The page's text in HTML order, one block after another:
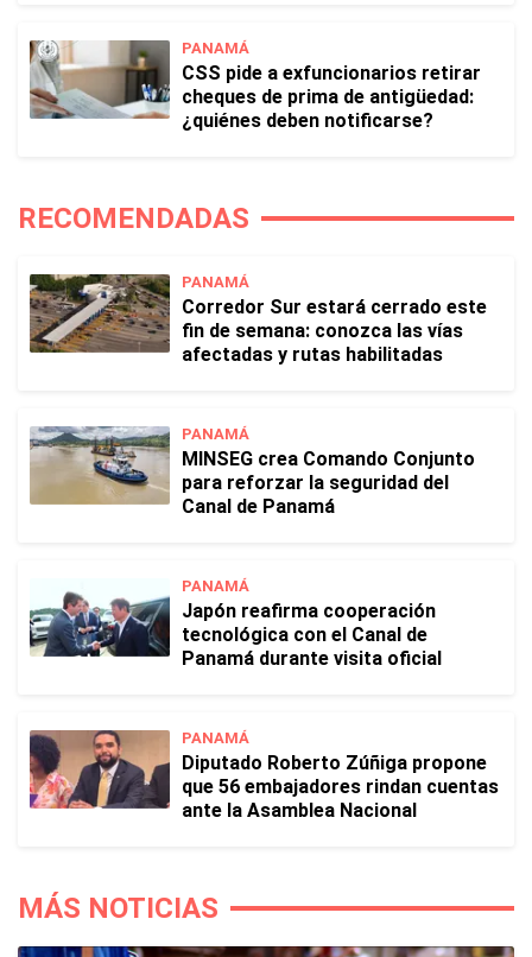
PANAMÁ
CSS pide a exfuncionarios retirar
cheques de prima de antigüedad:
¿quiénes deben notificarse?
RECOMENDADAS
PANAMÁ
Corredor Sur estará cerrado este
fin de semana: conozca las vías
afectadas y rutas habilitadas
PANAMÁ
MINSEG crea Comando Conjunto
para reforzar la seguridad del
Canal de Panamá
PANAMÁ
Japón reafirma cooperación
tecnológica con el Canal de
Panamá durante visita oficial
PANAMÁ
Diputado Roberto Zúñiga propone
que 56 embajadores rindan cuentas
ante la Asamblea Nacional
MÁS NOTICIAS